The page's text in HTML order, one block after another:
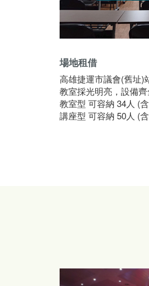
場地租借
高雄捷運市議會(舊址)
教室採光明亮，設備齊
教室型 可容納 34人 (
講座型 可容納 50人 (